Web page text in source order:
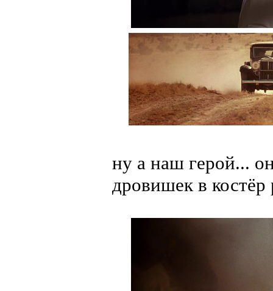
ну а наш герой...
дровишек в костёр